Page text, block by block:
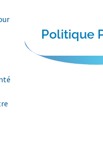
Politique